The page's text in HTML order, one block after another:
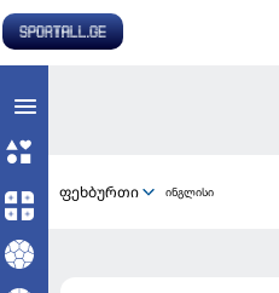
ფეხბურთი ინგლისი